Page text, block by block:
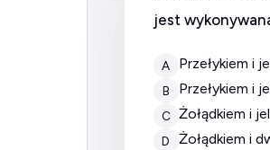
jest
A przełykiem i
B przełykiem i
C żołądkiem i
D żołądkiem i